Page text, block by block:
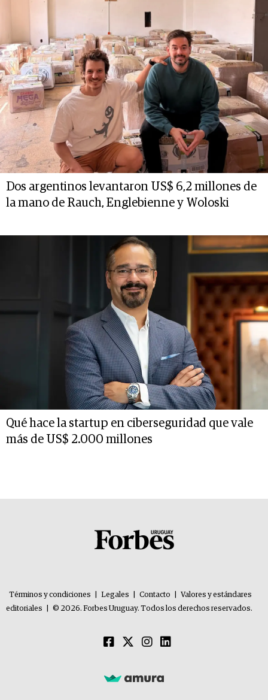
Dos argentinos levantaron US$ 6,2 millones de
la mano de Rauch, Englebienne y Woloski
Qué hace la startup en ciberseguridad que vale
más de US$ 2.000 millones
Términos y condiciones Legales Contacto
Valores y estándares
editoriales
© 2026. Forbes Uruguay. Todos los derechos reservados.